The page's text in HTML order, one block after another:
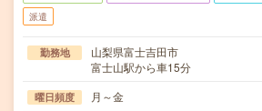
派遣
勤務地
山梨県富士吉田市
富士山駅から車15分
曜日頻度 月～金